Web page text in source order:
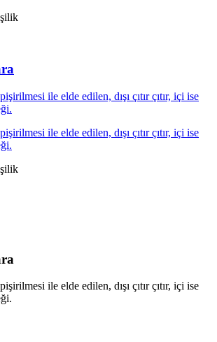
ile elde edilen, dışı çıtır çıtır, içi ise
ile elde edilen, dışı çıtır çıtır, içi ise
ile elde edilen, dışı çıtır çıtır, içi ise